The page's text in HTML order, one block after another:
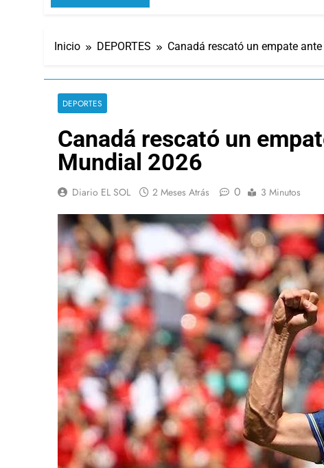
Inicio DEPORTES Canadá rescató un empate
DEPORTES
Canadá rescató un
Mundial 2026
Diario EL SOL 2 Meses Atrás 0 3 Minutos